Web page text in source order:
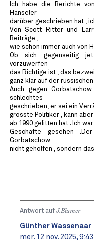
Ich habe die Berichte
Hänseler
darüber geschrieben hat ,
Von Scott Ritter und
Beiträge ,
wie schon immer auch von
Ob sich gegenseitig
vorzuwerfen
das Richtige ist , das
ganz klar auf der
Auch gegen
schlechtes
geschrieben, er sei ein
grösste Politiker , kann
ab 1990 gelitten hat . Ich
Geschäfte gesehen
Gorbatschow
nicht geholfen , sondern
Antwort auf J.Blumer
Günther Wassenaar
mer. 12 nov. 2025, 9:43